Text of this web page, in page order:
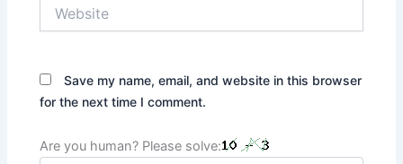
Save my name, email, and website in this browser
for the next time I comment.
Are you human? Please solve: